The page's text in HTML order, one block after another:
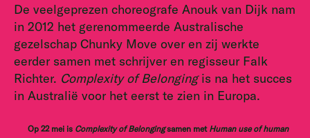
De veelgeprezen choreografe Anouk van Dijk nam
in 2012 het gerenommeerde Australische
gezelschap Chunky Move over en zij werkte
eerder samen met schrijver en regisseur Falk
Richter. Complexity of Belongingis na het succes
in Australië voor het eerst te zien in Europa.
Op 22 mei is Complexity of Belongingsamen met Human use of human